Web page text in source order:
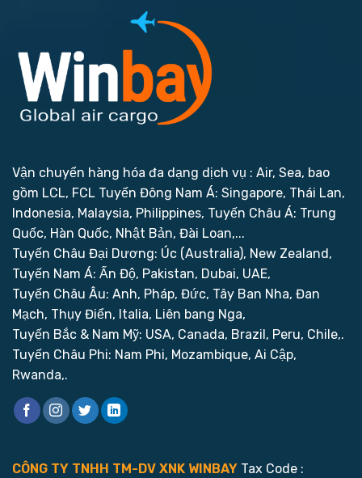
Vận chuyển hàng hóa đa dạng dịch vụ : Air, Sea, bao
gồm LCL, FCL Tuyến Đông Nam Á: Singapore, Thái Lan,
Indonesia, Malaysia, Philippines, Tuyến Châu Á: Trung
Quốc, Hàn Quốc, Nhật Bản, Đài Loan,...
Tuyến Châu Đại Dương: Úc (Australia), New Zealand,
Tuyến Nam Á: Ấn Độ, Pakistan, Dubai, UAE,
Tuyến Châu Âu: Anh, Pháp, Đức, Tây Ban Nha, Đan
Mạch, Thụy Điển, Italia, Liên bang Nga,
Tuyến Bắc & Nam Mỹ: USA, Canada, Brazil, Peru, Chile,.
Tuyến Châu Phi: Nam Phi, Mozambique, Ai Cập,
Rwanda,.
CÔNG TY TNHH TM-DV XNK WINBAY Tax Code :